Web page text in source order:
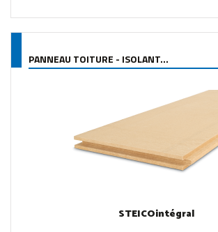
PANNEAU TOITURE - ISOLANT...
STEICOintégral